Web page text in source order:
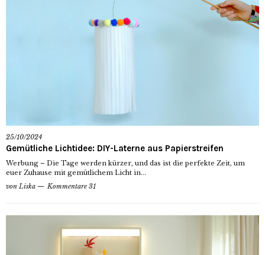
25/10/2024
Gemütliche Lichtidee: DIY-Laterne aus Papierstreifen
Werbung – Die Tage werden kürzer, und das ist die perfekte Zeit, um
euer Zuhause mit gemütlichem Licht in...
von Liska Kommentare 31